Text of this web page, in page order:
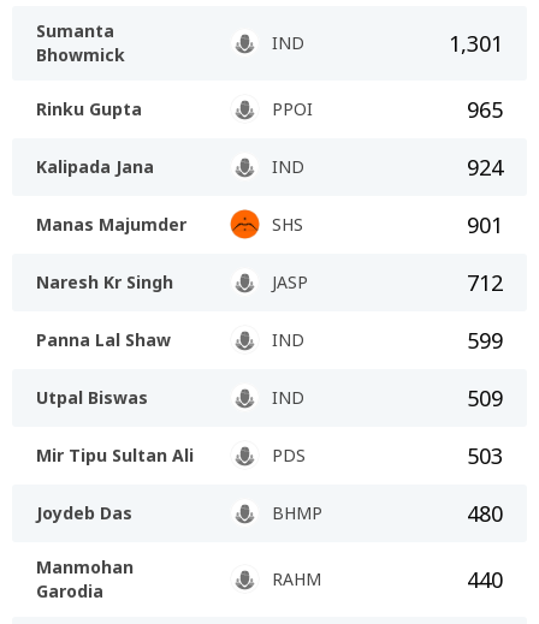
Sumanta
Bhowmick
IND 1,301
Rinku Gupta PPOI 965
Kalipada Jana IND 924
Manas Majumder SHS 901
Naresh Kr Singh JASP 712
Panna Lal Shaw IND 599
Utpal Biswas IND 509
Mir Tipu Sultan Ali PDS 503
Joydeb Das BHMP 480
Manmohan
Garodia
RAHM 440